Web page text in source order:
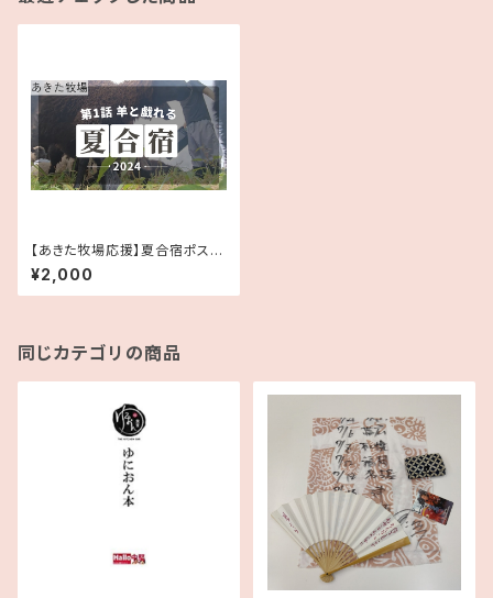
【あきた牧場応援】夏合宿ポスト
カード(6枚セット)
¥2,000
同じカテゴリの商品